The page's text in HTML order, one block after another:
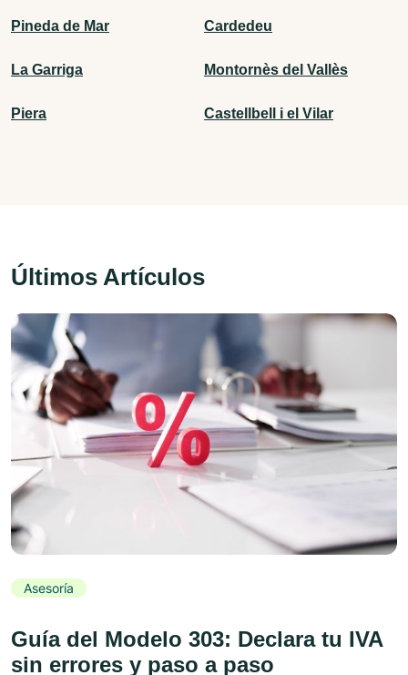
Pineda de Mar Cardedeu
La Garriga Montornès del Vallès
Piera Castellbell i el Vilar
Últimos Artículos
Asesoría
Guía del Modelo 303: Declara tu IVA
sin errores y paso a paso